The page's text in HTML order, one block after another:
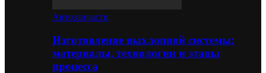
Автозапчасти
Изготовление выхлопной системы:
материалы, технологии и этапы
процесса